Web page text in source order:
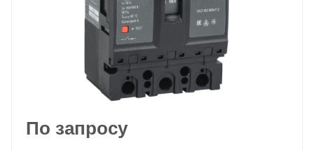
По запросу